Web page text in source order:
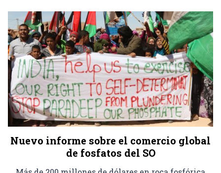
Nuevo informe sobre el comercio global
de fosfatos del SO